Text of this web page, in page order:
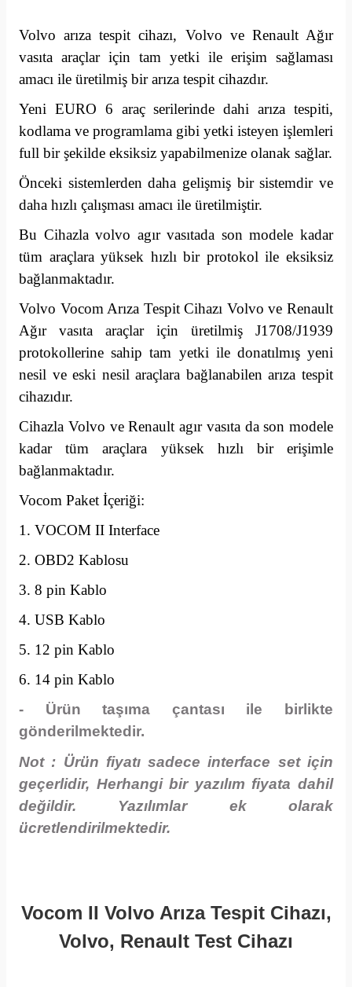
Volvo arıza tespit cihazı, Volvo ve Renault Ağır
vasıta araçlar için tam yetki ile erişim sağlaması
amacı ile üretilmiş bir arıza tespit cihazdır.
Yeni EURO 6 araç serilerinde dahi arıza tespiti,
kodlama ve programlama gibi yetki isteyen işlemleri
full bir şekilde eksiksiz yapabilmenize olanak sağlar.
Önceki sistemlerden daha gelişmiş bir sistemdir ve
daha hızlı çalışması amacı ile üretilmiştir.
Bu Cihazla volvo agır vasıtada son modele kadar
tüm araçlara yüksek hızlı bir protokol ile eksiksiz
bağlanmaktadır.
Volvo Vocom Arıza Tespit Cihazı Volvo ve Renault
Ağır vasıta araçlar için üretilmiş J1708/J1939
protokollerine sahip tam yetki ile donatılmış yeni
nesil ve eski nesil araçlara bağlanabilen arıza tespit
cihazıdır.
Cihazla Volvo ve Renault agır vasıta da son modele
kadar tüm araçlara yüksek hızlı bir erişimle
bağlanmaktadır.
Vocom Paket İçeriği:
1. VOCOM II Interface
2. OBD2 Kablosu
3. 8 pin Kablo
4. USB Kablo
5. 12 pin Kablo
6. 14 pin Kablo
- Ürün taşıma çantası ile birlikte
gönderilmektedir.
Not : Ürün fiyatı sadece interface set için
geçerlidir, Herhangi bir yazılım fiyata dahil
değildir. Yazılımlar ek olarak
ücretlendirilmektedir.
Vocom II Volvo Arıza Tespit Cihazı,
Volvo, Renault Test Cihazı